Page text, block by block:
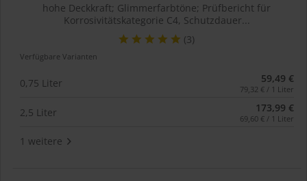
hohe Deckkraft; Glimmerfarbtöne; Prüfbericht für
Korrosivitätskategorie C4, Schutzdauer...
(3)
Verfügbare Varianten
0,75 Liter 59,49 €
79,32 € / 1 Liter
2,5 Liter 173,99 €
69,60 € / 1 Liter
1 weitere